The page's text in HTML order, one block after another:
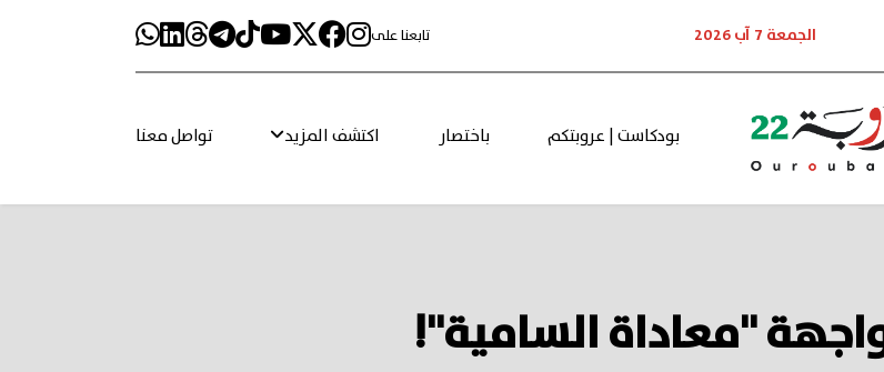
الجمعة 7 آب 2026 تابعنا على
بودكاست | عروبتكم باختصار اكتشف المزيد تواصل معنا
"معاداة السامية"!